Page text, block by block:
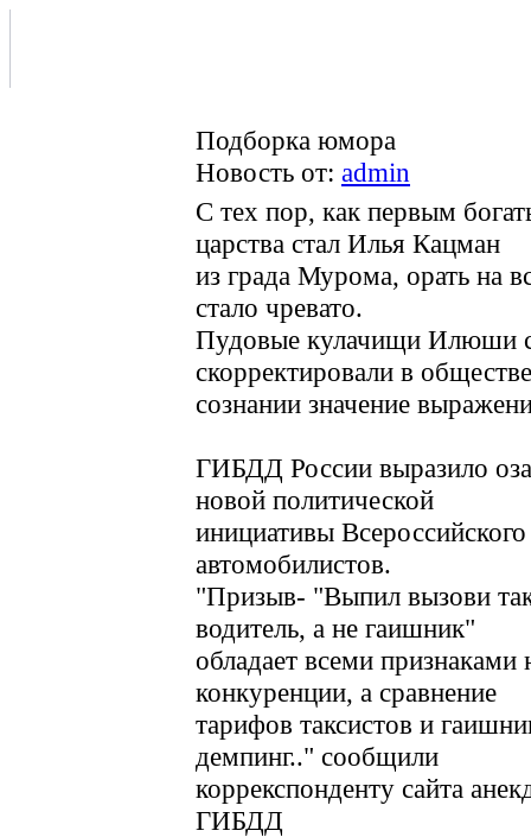
Подборка юмора
Новость от: admin
С тех пор, как первым
царства стал Илья Кацман
из града Мурома, орать на
стало чревато.
Пудовые кулачищи Илюши
скорректировали в
сознании значение
ГИБДД России выразило
новой политической
инициативы
автомобилистов.
"Призыв- "Выпил вызови
водитель, а не гаишник"
обладает всеми признаками
конкуренции, а сравнение
тарифов таксистов и
демпинг.." сообщили
коррекспонденту сайта
ГИБДД